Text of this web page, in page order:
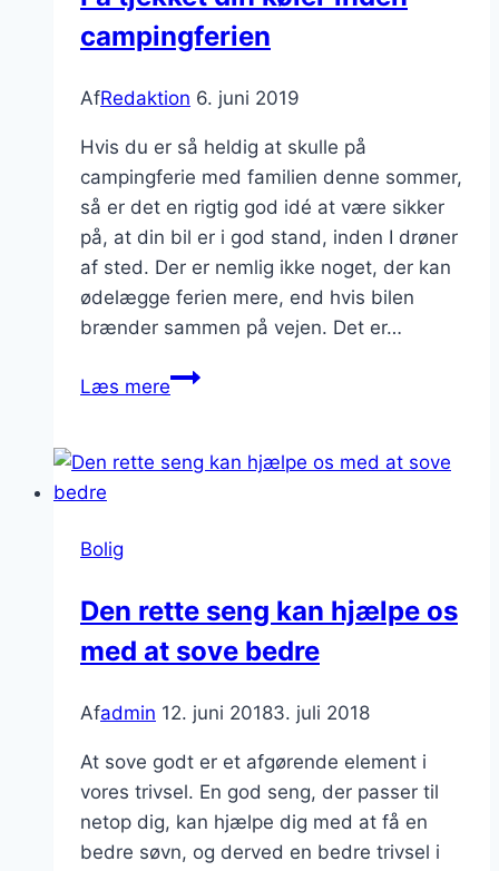
hus
campingferien
AfRedaktion 6. juni 2019
Hvis du er så heldig at skulle på
campingferie med familien denne sommer,
så er det en rigtig god idé at være sikker
på, at din bil er i god stand, inden I drøner
af sted. Der er nemlig ikke noget, der kan
ødelægge ferien mere, end hvis bilen
brænder sammen på vejen. Det er…
Læs mereFå
køler
Bolig
Den rette seng kan hjælpe os
med at sove bedre
Afadmin 12. juni 20183. juli 2018
At sove godt er et afgørende element i
vores trivsel. En god seng, der passer til
netop dig, kan hjælpe dig med at få en
bedre søvn, og derved en bedre trivsel i